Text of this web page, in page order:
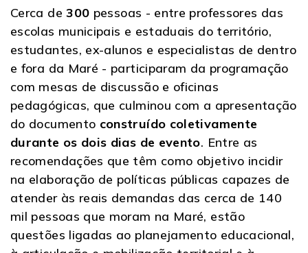
Cerca de300 pessoas - entre professores das
escolas municipais e estaduais do território,
estudantes, ex-alunos e especialistas de dentro
e fora da Maré - participaram da programação
com mesas de discussão e oficinas
pedagógicas, que culminou com a apresentação
do documento construído coletivamente
durante os dois dias de evento. Entre as
recomendações que têm como objetivo incidir
na elaboração de políticas públicas capazes de
atender às reais demandas das cerca de 140
mil pessoas que moram na Maré, estão
questões ligadas ao planejamento educacional,